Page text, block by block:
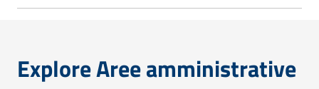
Explore Aree amministrative